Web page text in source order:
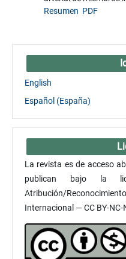
Resumen PDF
English
Español (España)
La revista es de acceso
publican bajo la
Atribución/
Internacional — CC BY-NC-